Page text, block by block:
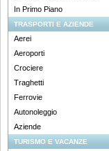
In Primo Piano
TRASPORTI E AZIENDE
Aerei
Aeroporti
Crociere
Traghetti
Ferrovie
Autonoleggio
Aziende
TURISMO E VACANZE